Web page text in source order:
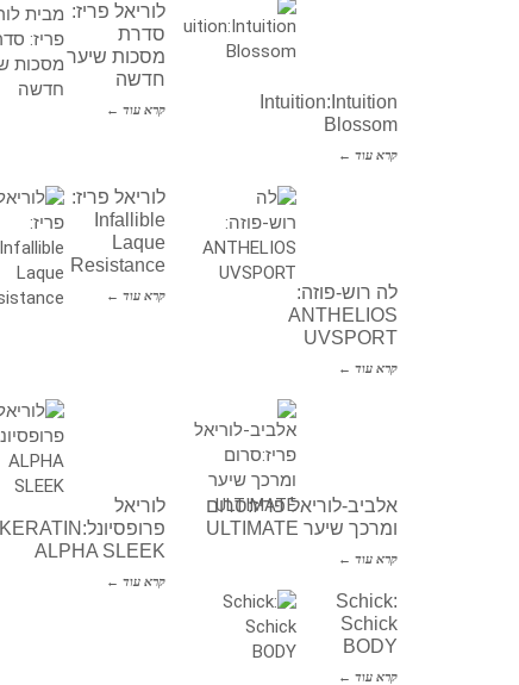
לוריאל פריז:
סדרת
מסכות שיער
חדשה
קרא עוד ←
Intuition:Intuition
Blossom
קרא עוד ←
לוריאל פריז:
Infallible
Laque
Resistance
קרא עוד ←
לה רוש-פוזה:
ANTHELIOS
UVSPORT
קרא עוד ←
לוריאל
פרופסיונל:KERATIN
ALPHA SLEEK
קרא עוד ←
אלביב-לוריאל פריז:סרום
ומרכך שיער ULTIMATE
קרא עוד ←
Schick:
Schick
BODY
קרא עוד ←